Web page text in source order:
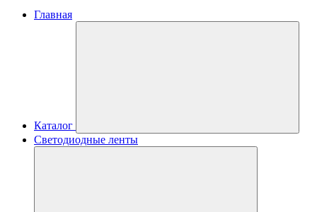
Главная
Каталог
Светодиодные ленты